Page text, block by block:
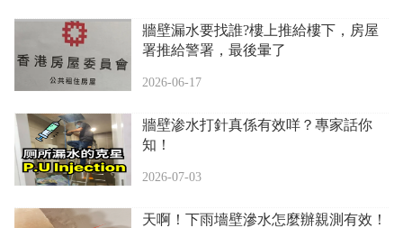
牆壁漏水要找誰?樓上推給樓下，房屋
署推給警署，最後暈了
2026-06-17
牆壁渗水打針真係有效咩？專家話你
知！
2026-07-03
天啊！下雨墻壁滲水怎麼辦親測有效！